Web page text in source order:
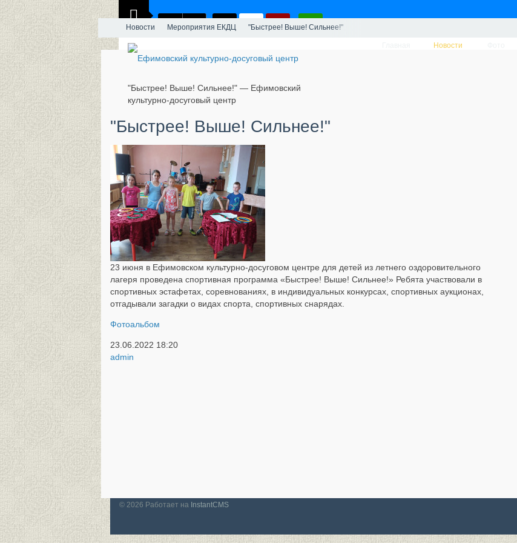
Новости
"Быстрее! Выше! Сильнее!" — Ефимовский
культурно-досуговый центр
Новости Мероприятия ЕКДЦ "Быстрее! Выше! Сильнее!"
"Быстрее! Выше! Сильнее!"
23 июня в Ефимовском культурно-досуговом центре для детей из летнего оздоровительного
лагеря проведена спортивная программа «Быстрее! Выше! Сильнее!» Ребята участвовали в
спортивных эстафетах, соревнованиях, в индивидуальных конкурсах, спортивных аукционах,
отгадывали загадки о видах спорта, спортивных снарядах.
Фотоальбом
23.06.2022 18:20
admin
© 2026 Работает на InstantCMS